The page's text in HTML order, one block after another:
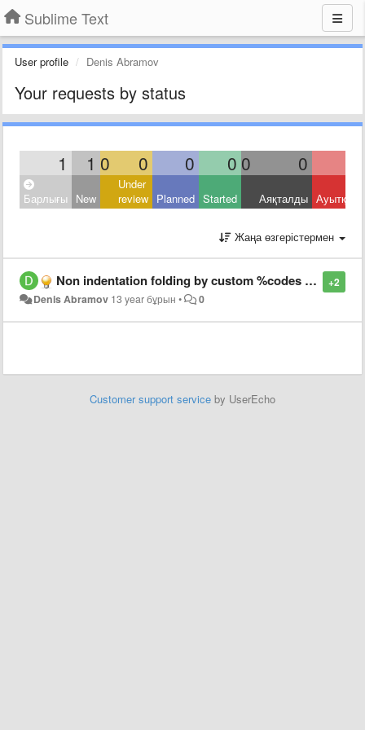
Sublime Text
User profile Denis Abramov
Your requests by status
1 1 0 0 0 0 0 0
Барлығы New
Under
review Planned Started Аяқталды
Жаңа өзгерістермен
+2
Non indentation folding by custom %codes or phrases%
Denis Abramov 13 year бұрын • 0
Customer support service by UserEcho